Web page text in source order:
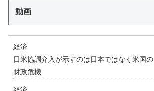
動画
経済
日米協調介入が示すのは日本ではなく米国の
財政危機